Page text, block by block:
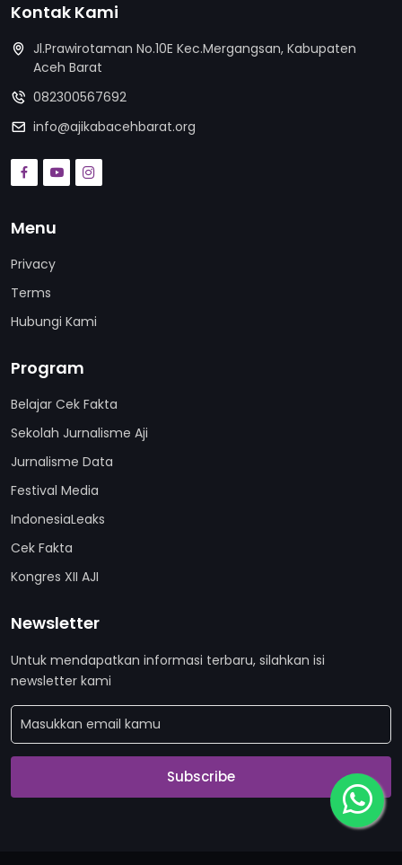
Kontak Kami
Jl.Prawirotaman No.10E Kec.Mergangsan, Kabupaten
Aceh Barat
082300567692
info@ajikabacehbarat.org
Menu
Privacy
Terms
Hubungi Kami
Program
Belajar Cek Fakta
Sekolah Jurnalisme Aji
Jurnalisme Data
Festival Media
IndonesiaLeaks
Cek Fakta
Kongres XII AJI
Newsletter
Untuk mendapatkan informasi terbaru, silahkan isi
newsletter kami
Subscribe